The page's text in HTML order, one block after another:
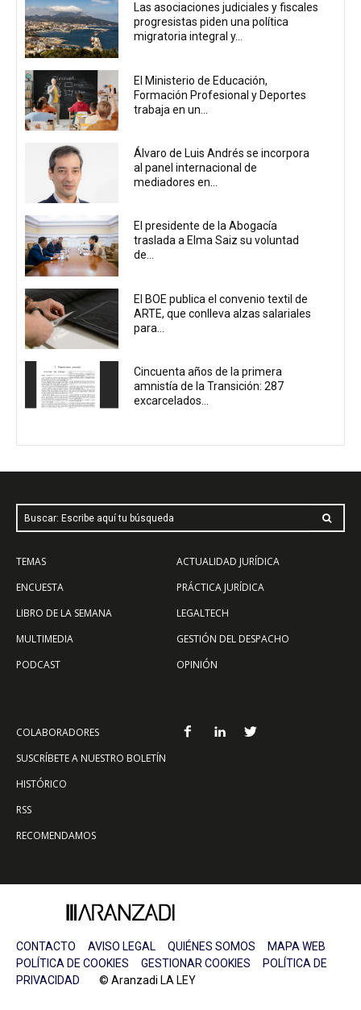
Las asociaciones judiciales y fiscales
progresistas piden una política
migratoria integral y...
El Ministerio de Educación,
Formación Profesional y Deportes
trabaja en un...
Álvaro de Luis Andrés se incorpora
al panel internacional de
mediadores en...
El presidente de la Abogacía
traslada a Elma Saiz su voluntad
de...
El BOE publica el convenio textil de
ARTE, que conlleva alzas salariales
para...
Cincuenta años de la primera
amnistía de la Transición: 287
excarcelados...
Buscar: Escribe aquí tu búsqueda
TEMAS
ENCUESTA
LIBRO DE LA SEMANA
MULTIMEDIA
PODCAST
ACTUALIDAD JURÍDICA
PRÁCTICA JURÍDICA
LEGALTECH
GESTIÓN DEL DESPACHO
OPINIÓN
COLABORADORES
SUSCRÍBETE A NUESTRO BOLETÍN
HISTÓRICO
RSS
RECOMENDAMOS
CONTACTO AVISO LEGAL QUIÉNES SOMOS
MAPA WEB
POLÍTICA DE COOKIES
GESTIONAR COOKIES
POLÍTICA DE
PRIVACIDAD © Aranzadi LA LEY